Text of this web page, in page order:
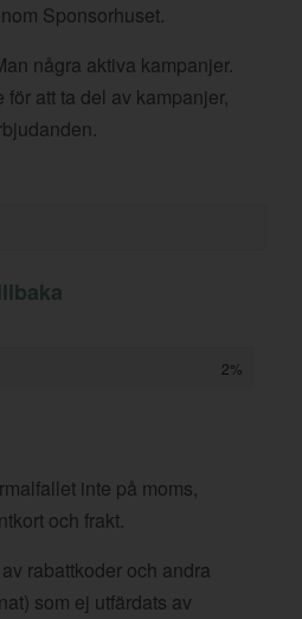
Sponsorhuset.
några aktiva kampanjer.
att ta del av kampanjer,
2%
inte på moms,
och frakt.
rabattkoder och andra
som ej utfärdats av